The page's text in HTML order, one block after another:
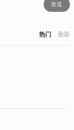
发送
热门 最新